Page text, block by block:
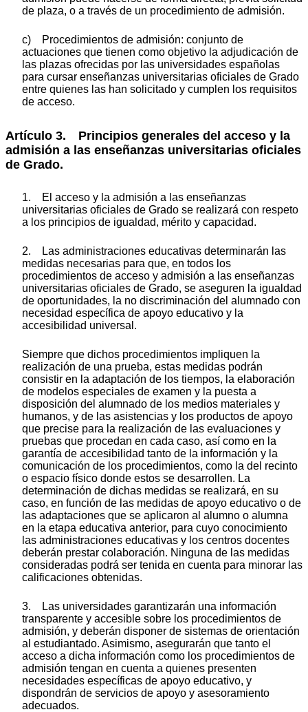
de plaza, o a través de un procedimiento de admisión.
c) Procedimientos de admisión: conjunto de
actuaciones que tienen como objetivo la adjudicación de
las plazas ofrecidas por las universidades españolas
para cursar enseñanzas universitarias oficiales de Grado
entre quienes las han solicitado y cumplen los requisitos
de acceso.
Artículo 3. Principios generales del acceso y la
admisión a las enseñanzas universitarias oficiales
de Grado.
1. El acceso y la admisión a las enseñanzas
universitarias oficiales de Grado se realizará con respeto
a los principios de igualdad, mérito y capacidad.
2. Las administraciones educativas determinarán las
medidas necesarias para que, en todos los
procedimientos de acceso y admisión a las enseñanzas
universitarias oficiales de Grado, se aseguren la igualdad
de oportunidades, la no discriminación del alumnado con
necesidad específica de apoyo educativo y la
accesibilidad universal.
Siempre que dichos procedimientos impliquen la
realización de una prueba, estas medidas podrán
consistir en la adaptación de los tiempos, la elaboración
de modelos especiales de examen y la puesta a
disposición del alumnado de los medios materiales y
humanos, y de las asistencias y los productos de apoyo
que precise para la realización de las evaluaciones y
pruebas que procedan en cada caso, así como en la
garantía de accesibilidad tanto de la información y la
comunicación de los procedimientos, como la del recinto
o espacio físico donde estos se desarrollen. La
determinación de dichas medidas se realizará, en su
caso, en función de las medidas de apoyo educativo o de
las adaptaciones que se aplicaron al alumno o alumna
en la etapa educativa anterior, para cuyo conocimiento
las administraciones educativas y los centros docentes
deberán prestar colaboración. Ninguna de las medidas
consideradas podrá ser tenida en cuenta para minorar las
calificaciones obtenidas.
3. Las universidades garantizarán una información
transparente y accesible sobre los procedimientos de
admisión, y deberán disponer de sistemas de orientación
al estudiantado. Asimismo, asegurarán que tanto el
acceso a dicha información como los procedimientos de
admisión tengan en cuenta a quienes presenten
necesidades específicas de apoyo educativo, y
dispondrán de servicios de apoyo y asesoramiento
adecuados.